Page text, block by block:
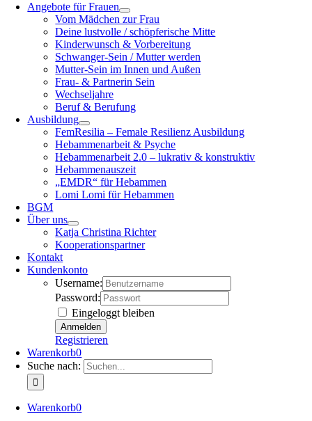
Angebote für Frauen
Vom Mädchen zur Frau
Deine lustvolle / schöpferische Mitte
Kinderwunsch & Vorbereitung
Schwanger-Sein / Mutter werden
Mutter-Sein im Innen und Außen
Frau- & Partnerin Sein
Wechseljahre
Beruf & Berufung
Ausbildung
FemResilia – Female Resilienz Ausbildung
Hebammenarbeit & Psyche
Hebammenarbeit 2.0 – lukrativ & konstruktiv
Hebammenauszeit
„EMDR“ für Hebammen
Lomi Lomi für Hebammen
BGM
Über uns
Katja Christina Richter
Kooperationspartner
Kontakt
Kundenkonto
Username:
Password:
Eingeloggt bleiben
Registrieren
Warenkorb0
Suche nach:
Warenkorb0